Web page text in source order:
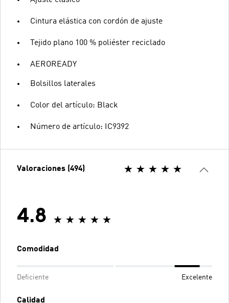
Cintura elástica con cordón de ajuste
Tejido plano 100 % poliéster reciclado
AEROREADY
Bolsillos laterales
Color del artículo: Black
Número de artículo: IC9392
Valoraciones (494)
4.8
Comodidad
Deficiente Excelente
Calidad